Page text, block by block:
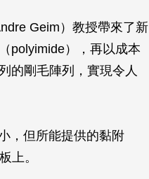
Geim）教授帶來了新
polyimide），再以成本
的剛毛陣列，實現令人
，但所能提供的黏附
上。